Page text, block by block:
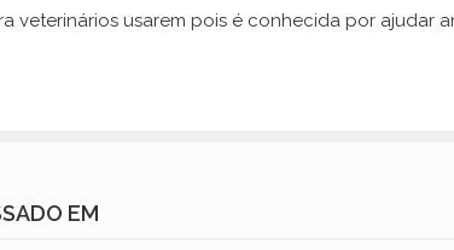
veterinários usarem pois é conhecida por ajudar
EM